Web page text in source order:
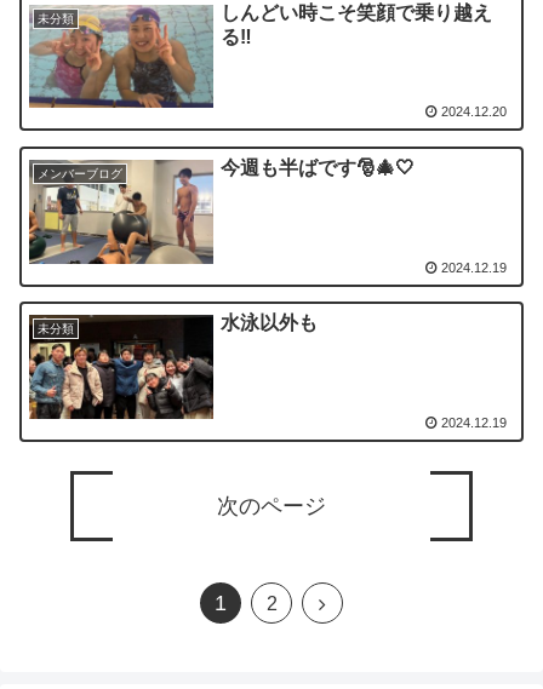
未分類
しんどい時こそ笑顔で乗り越え
る‼️
2024.12.20
メンバーブログ 今週も半ばです🎅🎄🤍
2024.12.19
未分類 水泳以外も
2024.12.19
次のページ
1 2